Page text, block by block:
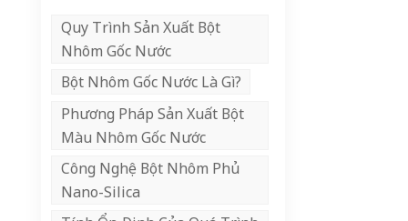
Quy Trình Sản Xuất Bột
Nhôm Gốc Nước
Bột Nhôm Gốc Nước Là Gì?
Phương Pháp Sản Xuất Bột
Màu Nhôm Gốc Nước
Công Nghệ Bột Nhôm Phủ
Nano-Silica